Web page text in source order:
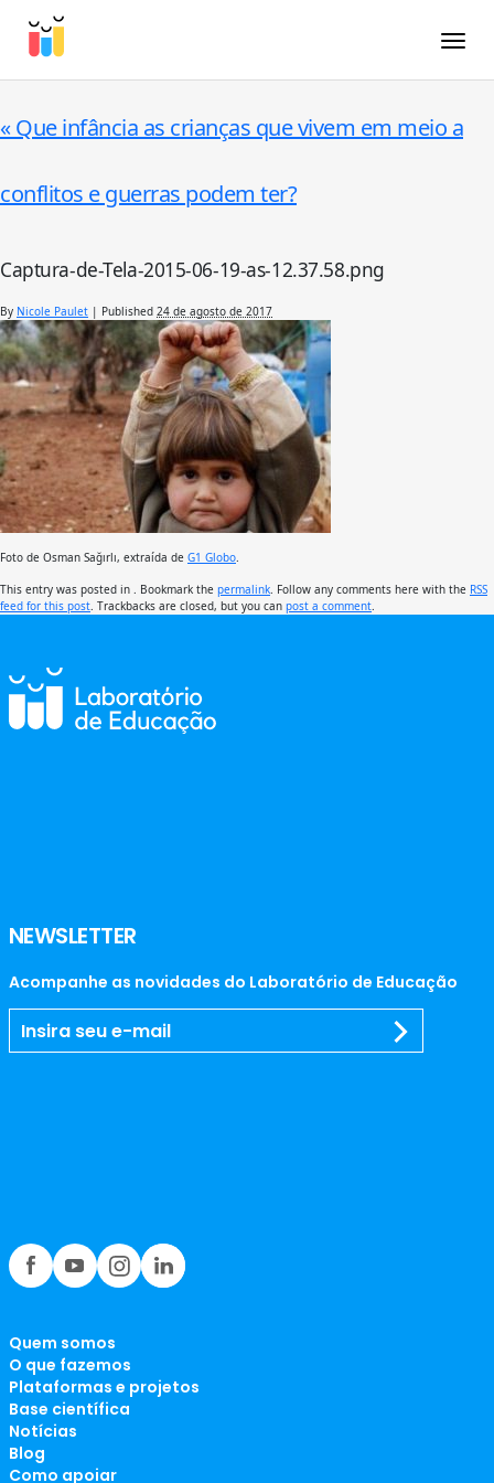
«Que infância as crianças que vivem em meio a
conflitos e guerras podem ter?
Captura-de-Tela-2015-06-19-as-12.37.58.png
By Nicole Paulet | Published 24 de agosto de 2017
Foto de Osman Sağırlı, extraída de G1 Globo
This entry was posted in . Bookmark the permalink . Follow any comments here with the RSS
feed for this post . Trackbacks are closed, but you can post a comment
NEWSLETTER
Acompanhe as novidades do Laboratório de Educação
Quem somos
O que fazemos
Plataformas e projetos
Base científica
Notícias
Blog
Como apoiar